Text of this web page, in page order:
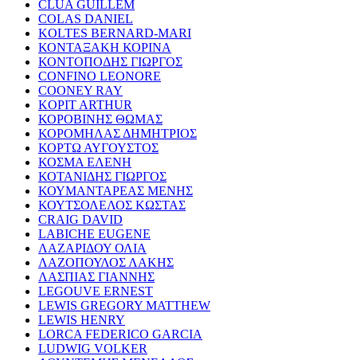
CLUA GUILLEM
COLAS DANIEL
KOLTES BERNARD-MARI
ΚΟΝΤΑΞΑΚΗ ΚΟΡΙΝΑ
ΚΟΝΤΟΠΟΔΗΣ ΓΙΩΡΓΟΣ
CONFINO LEONORE
COONEY RAY
KOPIT ARTHUR
ΚΟΡΟΒΙΝΗΣ ΘΩΜΑΣ
ΚΟΡΟΜΗΛΑΣ ΔΗΜΗΤΡΙΟΣ
ΚΟΡΤΩ ΑΥΓΟΥΣΤΟΣ
ΚΟΣΜΑ ΕΛΕΝΗ
ΚΟΤΑΝΙΔΗΣ ΓΙΩΡΓΟΣ
ΚΟΥΜΑΝΤΑΡΕΑΣ ΜΕΝΗΣ
ΚΟΥΤΣΟΛΕΛΟΣ ΚΩΣΤΑΣ
CRAIG DAVID
LABICHE EUGENE
ΛΑΖΑΡΙΔΟΥ ΟΛΙΑ
ΛΑΖΟΠΟΥΛΟΣ ΛΑΚΗΣ
ΛΑΣΠΙΑΣ ΓΙΑΝΝΗΣ
LEGOUVE ERNEST
LEWIS GREGORY MATTHEW
LEWIS HENRY
LORCA FEDERICO GARCIA
LUDWIG VOLKER